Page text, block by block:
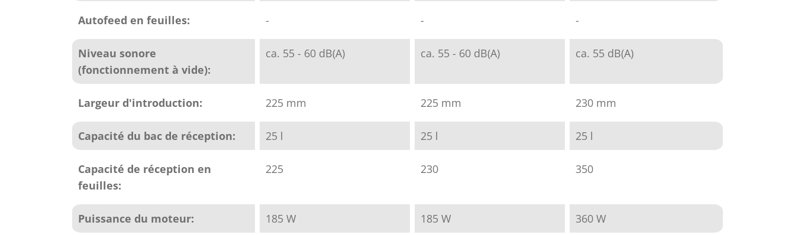
Autofeed en feuilles: - - -
Niveau sonore
(fonctionnement à vide):
ca. 55 - 60 dB(A) ca. 55 - 60 dB(A) ca. 55 dB(A)
Largeur d'introduction: 225 mm 225 mm 230 mm
Capacité du bac de réception: 25 l 25 l 25 l
Capacité de réception en
feuilles:
225 230 350
Puissance du moteur: 185 W 185 W 360 W